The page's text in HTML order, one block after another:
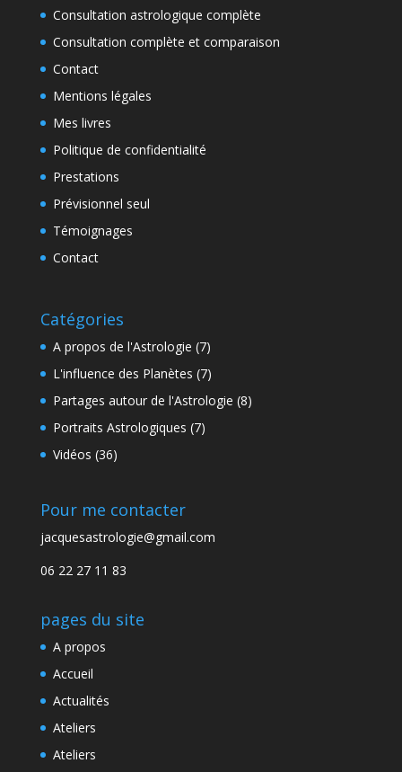
Consultation astrologique complète
Consultation complète et comparaison
Contact
Mentions légales
Mes livres
Politique de confidentialité
Prestations
Prévisionnel seul
Témoignages
Contact
Catégories
A propos de l'Astrologie (7)
L'influence des Planètes (7)
Partages autour de l'Astrologie (8)
Portraits Astrologiques (7)
Vidéos (36)
Pour me contacter
jacquesastrologie@gmail.com
06 22 27 11 83
pages du site
A propos
Accueil
Actualités
Ateliers
Ateliers